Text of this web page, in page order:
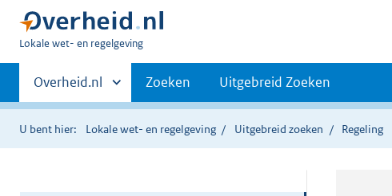
U
hier:
Lokale wet- en regelgeving
Primaire
navigatie
Andere
sites
binnen
Overheid.nl Zoeken Uitgebreid Zoeken
U bent hier: Lokale wet- en regelgeving Uitgebreid zoeken Regeling